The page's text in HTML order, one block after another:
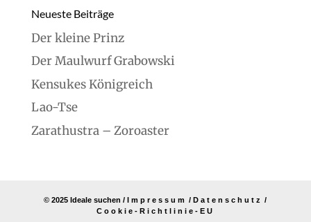
Neueste Beiträge
Der kleine Prinz
Der Maulwurf Grabowski
Kensukes Königreich
Lao-Tse
Zarathustra – Zoroaster
© 2025 Ideale suchen /Impressum /Datenschutz /
Cookie-Richtlinie-EU